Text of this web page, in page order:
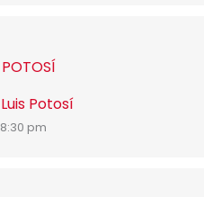
Potosí
pm